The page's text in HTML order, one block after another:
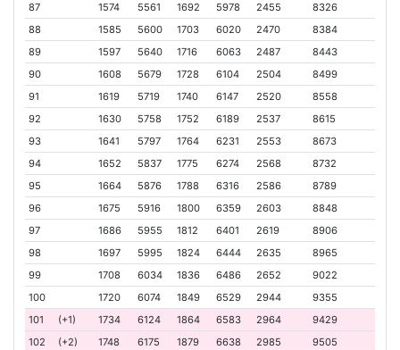
87
1574 5561 1692 5978 2455
8326
88
1585 5600 1703 6020 2470
8384
89
1597 5640 1716 6063 2487
8443
90
1608 5679 1728 6104 2504
8499
91
1619 5719 1740 6147 2520
8558
92
1630 5758 1752 6189 2537
8615
93
1641 5797 1764 6231 2553
8673
94
1652 5837 1775 6274 2568
8732
95
1664 5876 1788 6316 2586
8789
96
1675 5916 1800 6359 2603
8848
97
1686 5955 1812 6401 2619
8906
98
1697 5995 1824 6444 2635
8965
99
1708 6034 1836 6486 2652
9022
100
1720 6074 1849 6529 2944
9355
101
(+1) 1734 6124 1864 6583 2964
9429
102
(+2) 1748 6175 1879 6638 2985
9505